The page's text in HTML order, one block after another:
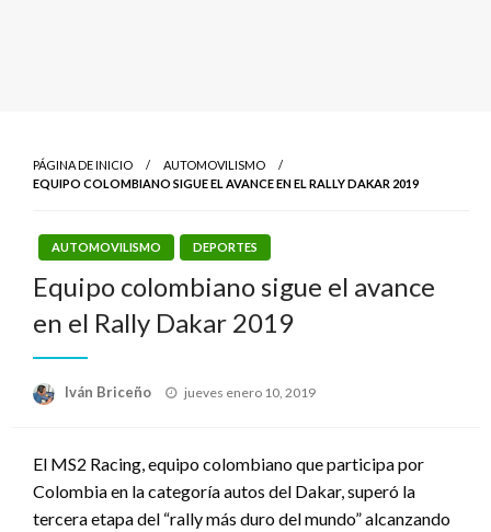
PÁGINA DE INICIO
AUTOMOVILISMO
EQUIPO COLOMBIANO SIGUE EL AVANCE EN EL RALLY DAKAR 2019
AUTOMOVILISMO DEPORTES
Equipo colombiano sigue el avance
en el Rally Dakar 2019
Iván Briceño
Publicado
jueves enero 10, 2019
El MS2 Racing, equipo colombiano que participa por
Colombia en la categoría autos del Dakar, superó la
tercera etapa del “rally más duro del mundo” alcanzando